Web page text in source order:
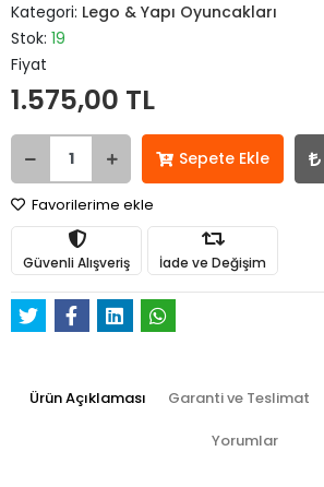
Kategori: Lego & Yapı Oyuncakları
Stok: 19
Fiyat
1.575,00 TL
Sepete Ekle
Favorilerime ekle
Güvenli Alışveriş İade ve Değişim
Ürün Açıklaması Garanti ve Teslimat
Yorumlar